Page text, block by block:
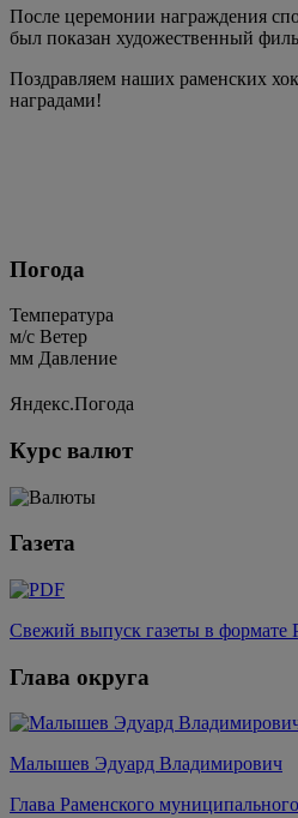
После церемонии награждения
был показан художественный
Поздравляем наших раменских
наградами!
Погода
Температура
м/c Ветер
мм Давление
Яндекс.Погода
Курс валют
Газета
Свежий выпуск газеты в формате
Глава округа
Малышев Эдуард Владимирович
Глава Раменского